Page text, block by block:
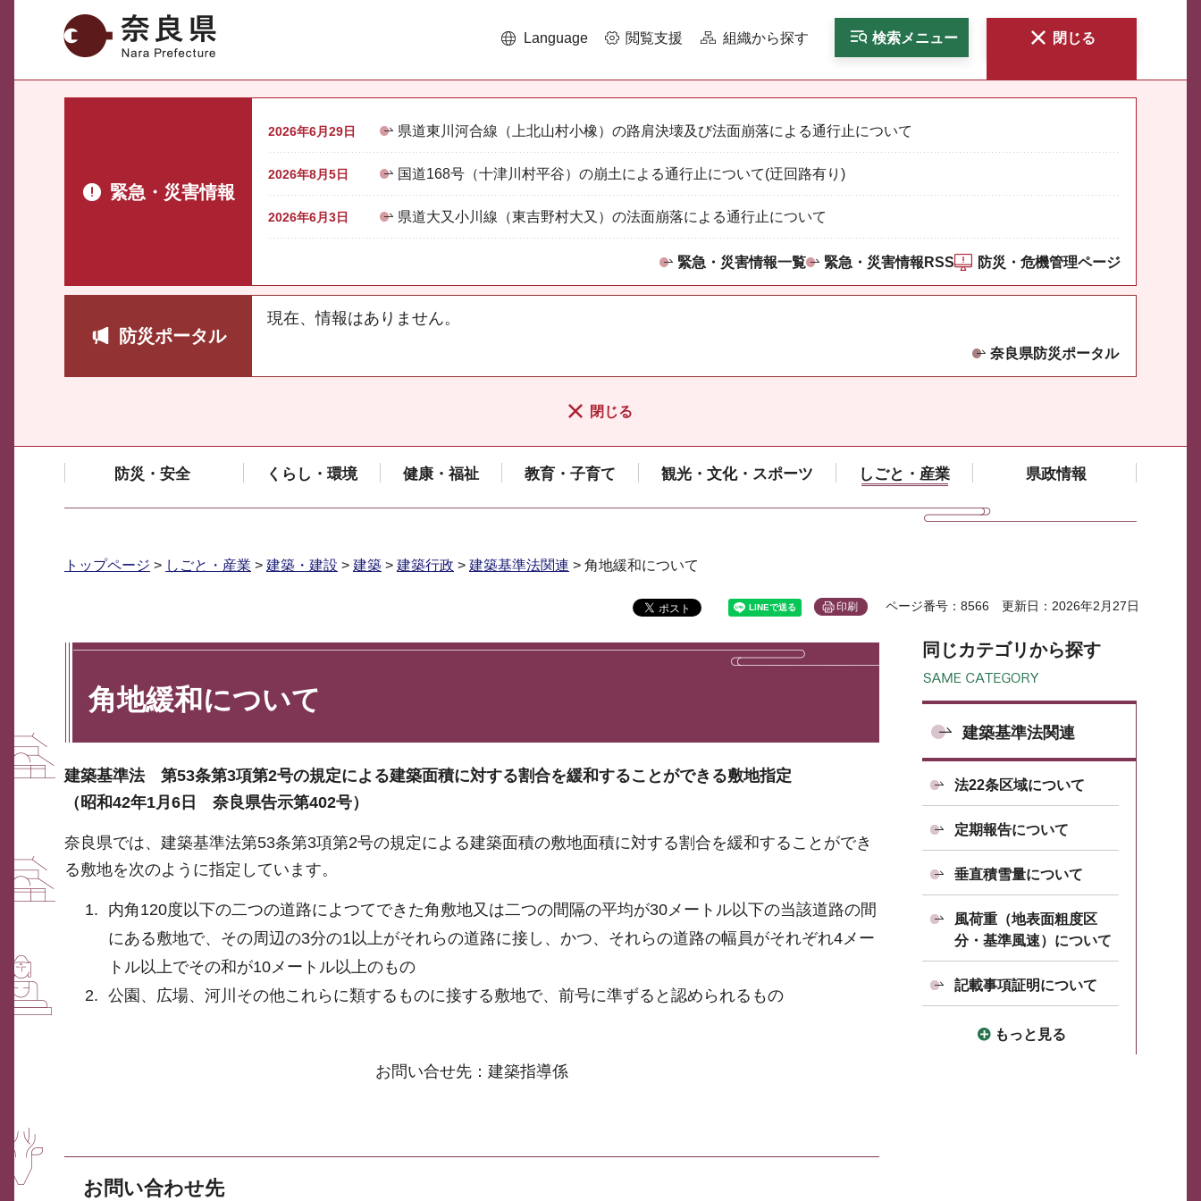
奈良県 Language 閲覧支援 組織から探す 検索メニュー 閉じる
緊急・災害情報
2026年6月29日 県道東川河合線（上北山村小橡）の路肩決壊及び法面崩落による通行止について
2026年8月5日 国道168号（十津川村平谷）の崩土による通行止について(迂回路有り)
2026年6月3日 県道大又小川線（東吉野村大又）の法面崩落による通行止について
緊急・災害情報一覧 緊急・災害情報RSS 防災・危機管理ページ
防災ポータル
現在、情報はありません。
奈良県防災ポータル
閉じる
防災・安全 くらし・環境 健康・福祉 教育・子育て 観光・文化・スポーツ しごと・産業 県政情報
トップページ > しごと・産業 > 建築・建設 > 建築 > 建築行政 > 建築基準法関連 > 角地緩和について
印刷 ページ番号：8566 更新日：2026年2月27日
角地緩和について
建築基準法 第53条第3項第2号の規定による建築面積に対する割合を緩和することができる敷地指定
（昭和42年1月6日 奈良県告示第402号）
奈良県では、建築基準法第53条第3項第2号の規定による建築面積の敷地面積に対する割合を緩和することができ
る敷地を次のように指定しています。
内角120度以下の二つの道路によつてできた角敷地又は二つの間隔の平均が30メートル以下の当該道路の間
にある敷地で、その周辺の3分の1以上がそれらの道路に接し、かつ、それらの道路の幅員がそれぞれ4メー
トル以上でその和が10メートル以上のもの
公園、広場、河川その他これらに類するものに接する敷地で、前号に準ずると認められるもの
お問い合せ先：建築指導係
お問い合わせ先
同じカテゴリから探す
建築基準法関連
法22条区域について
定期報告について
垂直積雪量について
風荷重（地表面粗度区
分・基準風速）について
記載事項証明について
もっと見る